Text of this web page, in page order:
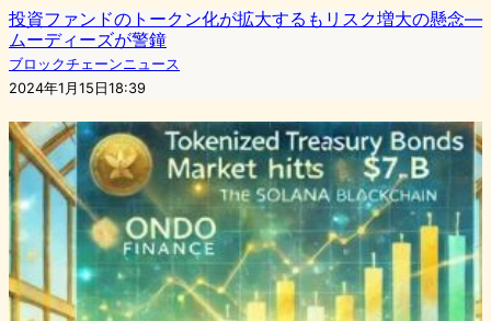
投資ファンドのトークン化が拡大するもリスク増大の懸念―
ムーディーズが警鐘
ブロックチェーンニュース
2024年1月15日18:39